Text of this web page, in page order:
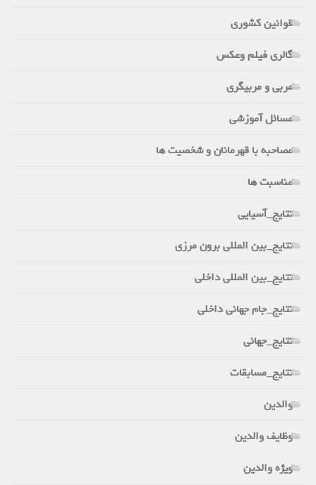
قوانین کشوری
گالری فیلم وعکس
مربی و مربیگری
مسائل آموزشی
مصاحبه با قهرمانان و شخصیت ها
مناسبت ها
نتایج_آسیایی
نتایج_بین المللی برون مرزی
نتایج_بین المللی داخلی
نتایج_جام جهانی داخلی
نتایج_جهانی
نتایج_مسابقات
والدین
وظایف والدین
ویژه والدین